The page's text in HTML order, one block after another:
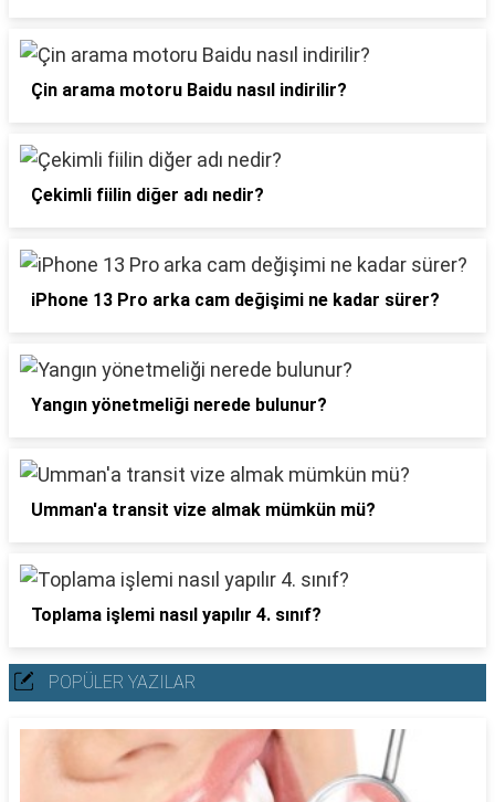
Çin arama motoru Baidu nasıl indirilir?
Çekimli fiilin diğer adı nedir?
iPhone 13 Pro arka cam değişimi ne kadar sürer?
Yangın yönetmeliği nerede bulunur?
Umman'a transit vize almak mümkün mü?
Toplama işlemi nasıl yapılır 4. sınıf?
POPÜLER YAZILAR